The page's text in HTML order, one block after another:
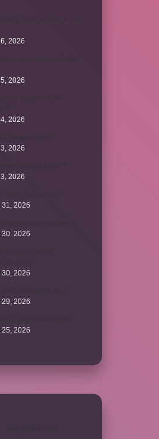
2026
2026
2026
2026
2026
31, 2026
30, 2026
30, 2026
29, 2026
25, 2026